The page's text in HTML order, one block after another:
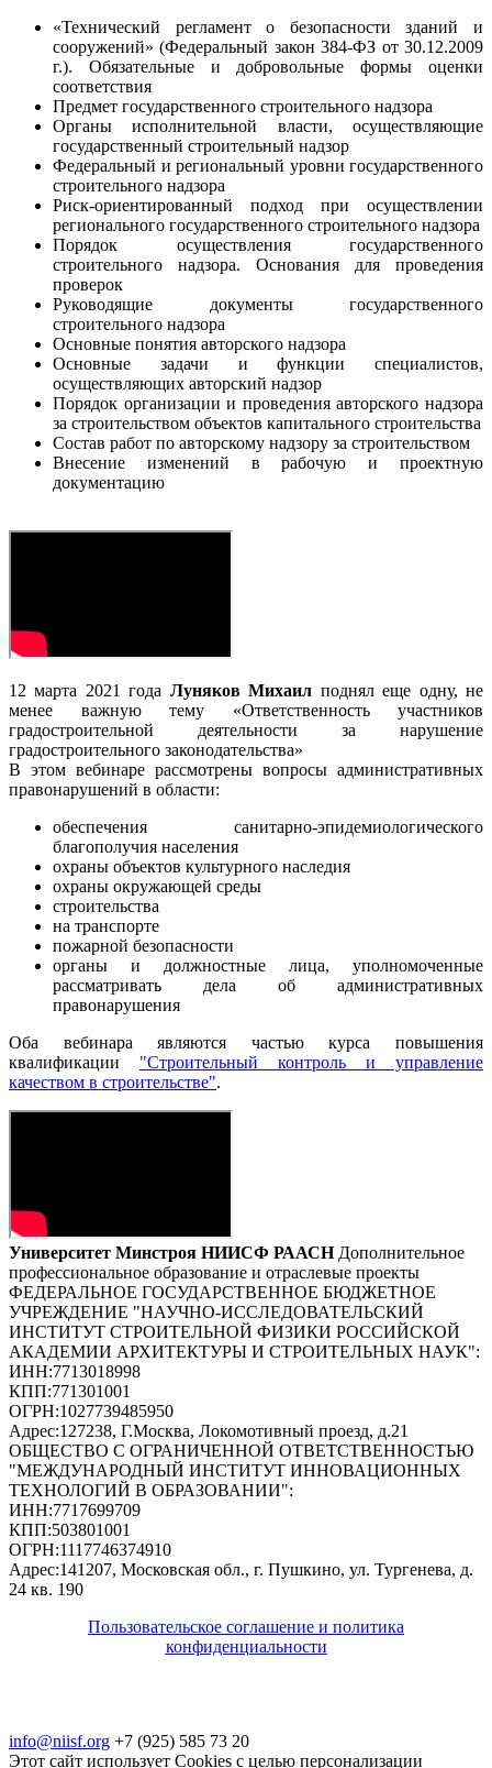
«Технический регламент о безопасности зданий и
сооружений» (Федеральный закон 384-ФЗ от 30.12.2009
г.). Обязательные и добровольные формы оценки
соответствия
Предмет государственного строительного надзора
Органы исполнительной власти, осуществляющие
государственный строительный надзор
Федеральный и региональный уровни государственного
строительного надзора
Риск-ориентированный подход при осуществлении
регионального государственного строительного надзора
Порядок осуществления государственного
строительного надзора. Основания для проведения
проверок
Руководящие документы государственного
строительного надзора
Основные понятия авторского надзора
Основные задачи и функции специалистов,
осуществляющих авторский надзор
Порядок организации и проведения авторского надзора
за строительством объектов капитального строительства
Состав работ по авторскому надзору за строительством
Внесение изменений в рабочую и проектную
документацию
12 марта 2021 года Луняков Михаил поднял еще одну, не
менее важную тему «Ответственность участников
градостроительной деятельности за нарушение
градостроительного законодательства»
В этом вебинаре рассмотрены вопросы административных
правонарушений в области:
обеспечения санитарно-эпидемиологического
благополучия населения
охраны объектов культурного наследия
охраны окружающей среды
строительства
на транспорте
пожарной безопасности
органы и должностные лица, уполномоченные
рассматривать дела об административных
правонарушения
Оба вебинара являются частью курса повышения
квалификации "Строительный контроль и управление
качеством в строительстве".
Университет Минстроя НИИСФ РААСН Дополнительное
профессиональное образование и отраслевые проекты
ФЕДЕРАЛЬНОЕ ГОСУДАРСТВЕННОЕ БЮДЖЕТНОЕ
УЧРЕЖДЕНИЕ "НАУЧНО-ИССЛЕДОВАТЕЛЬСКИЙ
ИНСТИТУТ СТРОИТЕЛЬНОЙ ФИЗИКИ РОССИЙСКОЙ
АКАДЕМИИ АРХИТЕКТУРЫ И СТРОИТЕЛЬНЫХ НАУК":
ИНН:7713018998
КПП:771301001
ОГРН:1027739485950
Адрес:127238, Г.Москва, Локомотивный проезд, д.21
ОБЩЕСТВО С ОГРАНИЧЕННОЙ ОТВЕТСТВЕННОСТЬЮ
"МЕЖДУНАРОДНЫЙ ИНСТИТУТ ИННОВАЦИОННЫХ
ТЕХНОЛОГИЙ В ОБРАЗОВАНИИ":
ИНН:7717699709
КПП:503801001
ОГРН:1117746374910
Адрес:141207, Московская обл., г. Пушкино, ул. Тургенева, д.
24 кв. 190
Пользовательское соглашение и политика
конфиденциальности
info@niisf.org +7 (925) 585 73 20
Этот сайт использует Cookies с целью персонализации